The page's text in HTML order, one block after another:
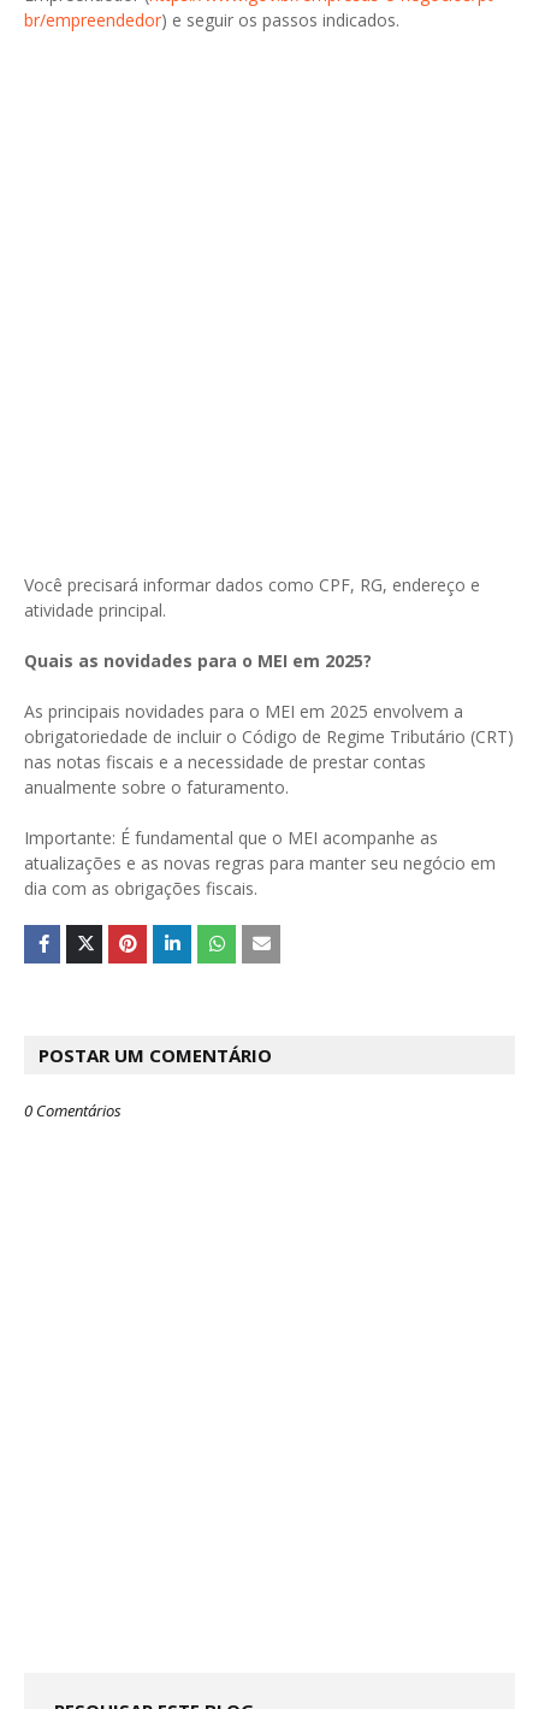
br/empreendedor) e seguir os passos indicados.
Você precisará informar dados como CPF, RG, endereço e
atividade principal.
Quais as novidades para o MEI em 2025?
As principais novidades para o MEI em 2025 envolvem a
obrigatoriedade de incluir o Código de Regime Tributário (CRT)
nas notas fiscais e a necessidade de prestar contas
anualmente sobre o faturamento.
Importante: É fundamental que o MEI acompanhe as
atualizações e as novas regras para manter seu negócio em
dia com as obrigações fiscais.
POSTAR UM COMENTÁRIO
0 Comentários